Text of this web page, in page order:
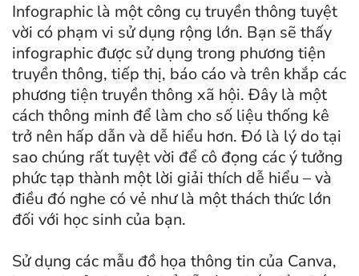
Infographic là một công cụ truyền thông tuyệt
vời có phạm vi sử dụng rộng lớn. Bạn sẽ thấy
infographic được sử dụng trong phương tiện
truyền thông, tiếp thị, báo cáo và trên khắp các
phương tiện truyền thông xã hội. Đây là một
cách thông minh để làm cho số liệu thống kê
trở nên hấp dẫn và dễ hiểu hơn. Đó là lý do tại
sao chúng rất tuyệt vời để cô đọng các ý tưởng
phức tạp thành một lời giải thích dễ hiểu – và
điều đó nghe có vẻ như là một thách thức lớn
đối với học sinh của bạn.
Sử dụng các mẫu đồ họa thông tin của Canva,